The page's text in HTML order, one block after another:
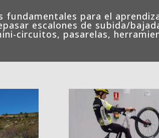
para el
escalones de subida/
circuitos, pasarelas,